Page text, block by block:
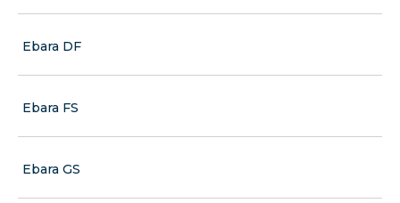
Ebara DF
Ebara FS
Ebara GS